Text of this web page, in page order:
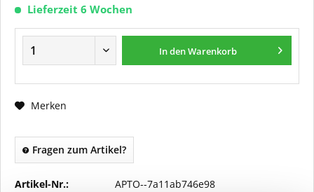
Lieferzeit 6 Wochen
In denWarenkorb
Merken
Fragen zum Artikel?
Artikel-Nr.: APTO--7a11ab746e98